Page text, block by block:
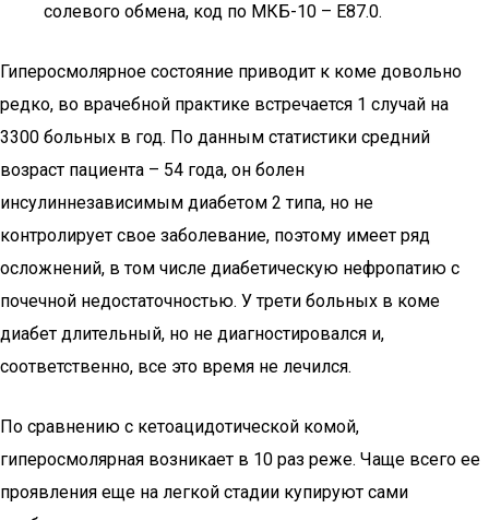
солевого обмена, код по МКБ-10 – E87.0.
Гиперосмолярное состояние приводит к коме довольно
редко, во врачебной практике встречается 1 случай на
3300 больных в год. По данным статистики средний
возраст пациента – 54 года, он болен
инсулиннезависимым диабетом 2 типа, но не
контролирует свое заболевание, поэтому имеет ряд
осложнений, в том числе диабетическую нефропатию с
почечной недостаточностью. У трети больных в коме
диабет длительный, но не диагностировался и,
соответственно, все это время не лечился.
По сравнению с кетоацидотической комой,
гиперосмолярная возникает в 10 раз реже. Чаще всего ее
проявления еще на легкой стадии купируют сами